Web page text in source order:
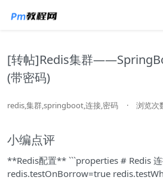
[转帖]Redis集群
(带密码)
redis,集群,springboot,连接,密码 · 浏览次
小编点评
**Redis配置** ```properties # Redis
redis.testOnBorrow=true